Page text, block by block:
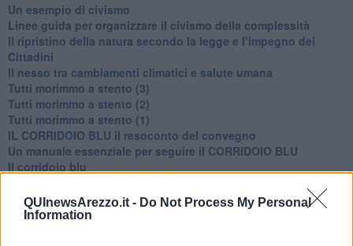
QUInewsArezzo.it - Do Not Process My Personal
Information
​Un esempio di civismo
​Linee guida per organizzare il civismo della complessità
​Il ripristino della natura secondo la legge e l’impegno dei
Cittadini
Il nesso tra cambiamenti climatici e salute umana
Tutti morimmo a stento (3)
Tutti morimmo a stento (2)
​Tutti morimmo a stento (1)
IL CORRIDOIO BLU il resoconto del convegno
Un manuale essenziale per seguire il CORRIDOIO BLU
Il corridoio blu
​I costi dell’adeguamento al cold ironing
Alcune domande da esordiente agli esperti che decidono le